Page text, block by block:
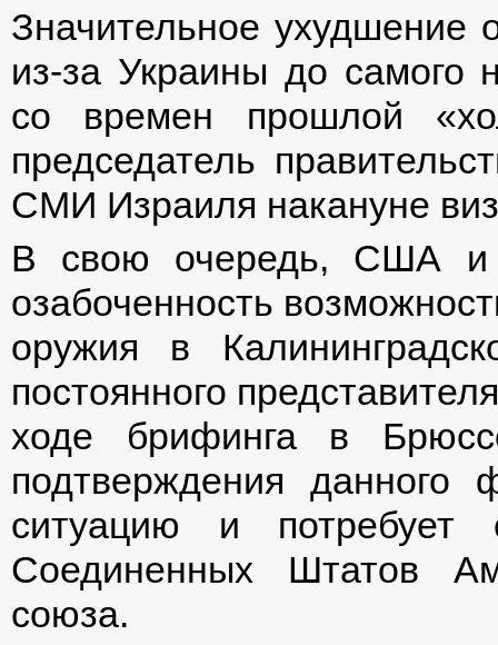
Значительное
из-за Украины до самого
со времен прошлой
председатель
СМИ Израиля накануне
В свою очередь, США и
озабоченность
оружия в
постоянного
ходе брифинга в
подтверждения данного
ситуацию и потребует
Соединенных Штатов
союза.